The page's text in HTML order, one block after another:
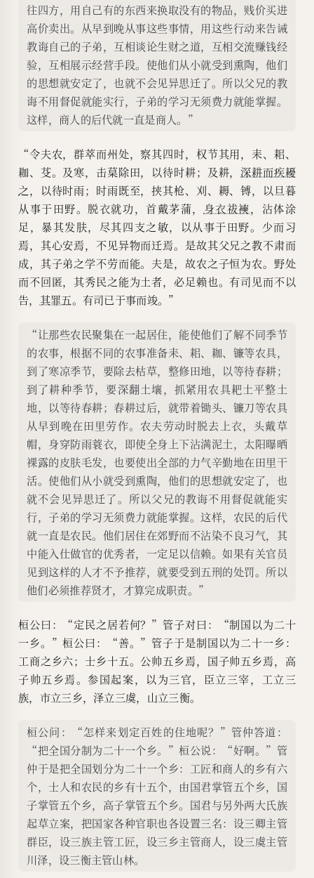
往四方，用自己有的东西来换取没有的物品，贱价买进
高价卖出。从早到晚从事这些事情，用这些行动来告诫
教诲自己的子弟，互相谈论生财之道，互相交流赚钱经
验，互相展示经营手段。使他们从小就受到熏陶，他们
的思想就安定了，也就不会见异思迁了。所以父兄的教
诲不用督促就能实行，子弟的学习无须费力就能掌握。
这样，商人的后代就一直是商人。”
“令夫农，群萃而州处，察其四时，权节其用，耒、耜、
耞、芟。及寒，击菒除田，以待时耕；及耕， 深耕而疾耰
之，以待时雨；时雨既至，挟其枪、刈、耨、镈，以旦暮
从事于田野。脱衣就功，首戴茅蒲， 身衣祓襫，沾体涂
足，暴其发肤，尽其四支之敏，以从事于田野。少而习
焉，其心安焉，不见异物而迁焉。是故其父兄之教不肃而
成，其子弟之学不劳而能。夫是，故农之子恒为农。野处
而不回匿，其秀民之能为土者，必足赖也。有司见而不以
告， 其罪五。有司已于事而竣。”
“让那些农民聚集在一起居住，能使他们了解不同季节
的农事，根据不同的农事准备耒、耜、耞、镰等农具，
到了寒凉季节，要除去枯草，整修田地，以等待春耕；
到了耕种季节，要深翻土壤，抓紧用农具耙土平整土
地，以等待春耕；春耕过后，就带着锄头、镰刀等农具
从早到晚在田里劳作。农夫劳动时脱去上衣，头戴草
帽，身穿防雨蓑衣，即使全身上下沾满泥土，太阳曝晒
裸露的皮肤毛发，也要使出全部的力气辛勤地在田里干
活。使他们从小就受到熏陶，他们的思想就安定了，也
就不会见异思迁了。所以父兄的教诲不用督促就能实
行，子弟的学习无须费力就能掌握。这样，农民的后代
就一直是农民。他们居住在郊野而不沾染不良习气，其
中能入仕做官的优秀者，一定足以信赖。如果有关官员
见到这样的人才不予推荐，就要受到五刑的处罚。所以
他们必须推荐贤才，才算完成职责。”
桓公曰：“定民之居若何？”管子对曰：“制国以为二十
一乡。”桓公曰：“善。”管子于是制国以为二十一乡：
工商之乡六；士乡十五。公帅五乡焉，国子帅五乡焉，高
子帅五乡焉。参国起案，以为三官，臣立三宰，工立三
族，市立三乡，泽立三虞，山立三衡。
桓公问：“怎样来划定百姓的住地呢？”管仲答道：
“把全国分制为二十一个乡。”桓公说：“好啊。”管
仲于是把全国划分为二十一个乡：工匠和商人的乡有六
个，士人和农民的乡有十五个，由国君掌管五个乡，国
子掌管五个乡，高子掌管五个乡。国君与另外两大氏族
起草立案，把国家各种官职也各设置三名：设三卿主管
群臣，设三族主管工匠，设三乡主管商人，设三虞主管
川泽，设三衡主管山林。